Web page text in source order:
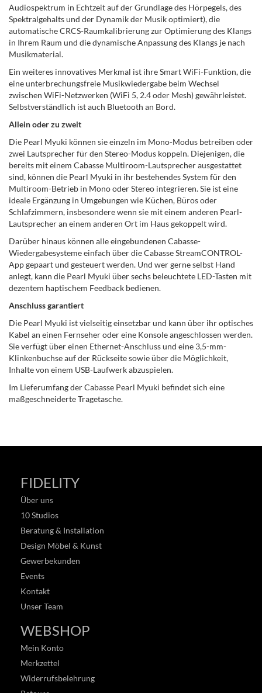
Audiospektrum in Echtzeit auf der Grundlage des Hörpegels, des
Spektralgehalts und der Dynamik der Musik optimiert), die
automatische CRCS-Raumkalibrierung zur Optimierung des Klangs
in Ihrem Raum und die dynamische Anpassung des Klangs je nach
Musikmaterial.
Ein weiteres innovatives Merkmal ist ihre Smart WiFi-Funktion, die
eine unterbrechungsfreie Musikwiedergabe beim Wechsel
zwischen WiFi-Netzwerken (WiFi 5, 2.4 oder Mesh) gewährleistet.
Selbstverständlich ist auch Bluetooth an Bord.
Allein oder zu zweit
Die Pearl Myuki können sie einzeln im Mono-Modus betreiben oder
zwei Lautsprecher für den Stereo-Modus koppeln. Diejenigen, die
bereits mit einem Cabasse Multiroom-Lautsprecher ausgestattet
sind, können die Pearl Myuki in ihr bestehendes System für den
Multiroom-Betrieb in Mono oder Stereo integrieren. Sie ist eine
ideale Ergänzung in Umgebungen wie Küchen, Büros oder
Schlafzimmern, insbesondere wenn sie mit einem anderen Pearl-
Lautsprecher an einem anderen Ort im Haus gekoppelt wird.
Darüber hinaus können alle eingebundenen Cabasse-
Wiedergabesysteme einfach über die Cabasse StreamCONTROL-
App gepaart und gesteuert werden. Und wer gerne selbst Hand
anlegt, kann die Pearl Myuki über sechs beleuchtete LED-Tasten mit
dezentem haptischem Feedback bedienen.
Anschluss garantiert
Die Pearl Myuki ist vielseitig einsetzbar und kann über ihr optisches
Kabel an einen Fernseher oder eine Konsole angeschlossen werden.
Sie verfügt über einen Ethernet-Anschluss und eine 3,5-mm-
Klinkenbuchse auf der Rückseite sowie über die Möglichkeit,
Inhalte von einem USB-Laufwerk abzuspielen.
Im Lieferumfang der Cabasse Pearl Myuki befindet sich eine
maßgeschneiderte Tragetasche.
FIDELITY
Über uns
10 Studios
Beratung & Installation
Design Möbel & Kunst
Gewerbekunden
Events
Kontakt
Unser Team
WEBSHOP
Mein Konto
Merkzettel
Widerrufsbelehrung